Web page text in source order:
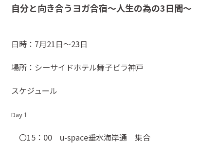
自分と向き合うヨガ合宿〜人生の為の3日間〜
日時：7月21日〜23日
場所：シーサイドホテル舞子ビラ神戸
スケジュール
Day１
〇15：00 u-space垂水海岸通 集合